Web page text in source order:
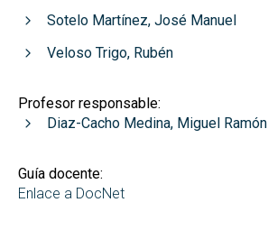
Sotelo Martínez, José Manuel
Veloso Trigo, Rubén
Profesor responsable:
Diaz-Cacho Medina, Miguel Ramón
Guía docente:
Enlace a DocNet